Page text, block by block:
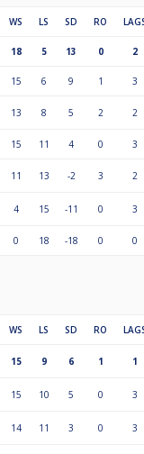
WS LS SD RO
18 5 13 0 2
15 6 9 1 3
13 8 5 2 2
15 11 4 0 3
11 13 -2 3 2
4 15 -11 0 3
0 18 -18 0 0
WS LS SD RO
15 9 6 1 1
15 10 5 0 3
14 11 3 0 3